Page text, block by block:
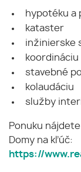
hypotéku a
kataster
inžinierske
stavebné
kolaudáciu
služby
Ponuku
Domy na kľúč:
https://